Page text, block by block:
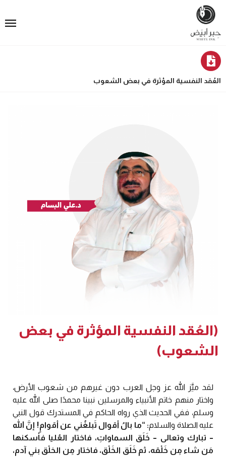
العُقد النفسية المؤثرة في بعض الشعوب
(العُقد النفسية المؤثرة في بعض
الشعوب)
لقد ميَّز الله عز وجل العرب دون غيرهم من شعوب الأرض،
واختار منهم خاتم الأنبياء والمرسلين نبينا محمدًا صلى الله عليه
وسلم، ففي الحديث الذي رواه الحاكم في المستدرك قول النبي
عليه الصلاة والسلام: “ما بالُ أقوال تَبلغُني عن أقوامٍ! إنَّ الله
– تبارك وتعالى – خَلَق السماواتِ، فاختار العُليا فأسكنها
مَن شاء مِن خَلْقه، ثم خَلَق الخَلْق، فاختار مِن الخلْق بني آدم،